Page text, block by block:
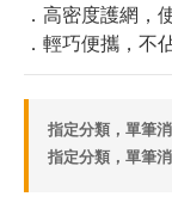
．高密度護網，
．輕巧便攜，不
指定分類，單筆
指定分類，單筆